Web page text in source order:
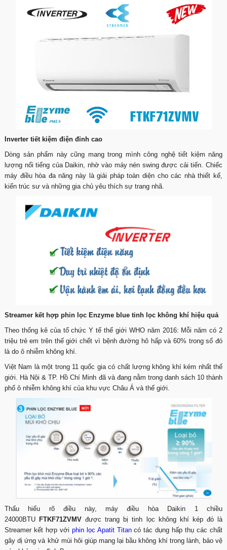
Inverter tiết kiệm điện đỉnh cao
Dòng sản phẩm này cũng mang trong mình công nghệ tiết kiệm năng
lượng nổi tiếng của Daikin, nhờ vào máy nén swing được cải tiến. Chiếc
máy điều hòa đa năng này là giải pháp toàn diện cho các nhà thiết kế,
kiến trúc sư và những gia chủ yêu thích sự trang nhã.
Streamer kết hợp phin lọc Enzyme blue tinh lọc không khí hiệu quả
Theo thống kê của tổ chức Y tế thế giới WHO năm 2016: Mỗi năm có 2
triệu trẻ em trên thế giới chết vì bệnh đường hô hấp và 60% trong số đó
là do ô nhiễm không khí.
Việt Nam là một trong 11 quốc gia có chất lượng không khí kém nhất thế
giới. Hà Nội & TP. Hồ Chí Minh đã và đang nằm trong danh sách 10 thành
phố ô nhiễm không khí của khu vực Châu Á và thế giới.
Thấu hiểu rõ điều này, máy điều hòa Daikin 1 chiều
24000BTU FTKF71ZVMV được trang bị tinh lọc không khí kép đó là
Streamer kết hợp với phin lọc Apatit Titancó tác dụng hấp thụ các chất
gây dị ứng và khử mùi hôi giúp mang lại bầu không khí trong lành, bảo vệ